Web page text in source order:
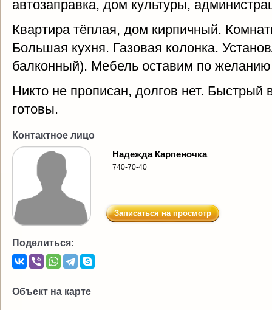
автозаправка, дом культуры,
Квартира тёплая, дом кирпичный.
Большая кухня. Газовая колонка.
балконный). Мебель оставим по желанию
Никто не прописан, долгов нет. Быстрый
готовы.
Контактное лицо
Надежда Карпеночка
740-70-40
Записаться на просмотр
Поделиться:
Объект на карте